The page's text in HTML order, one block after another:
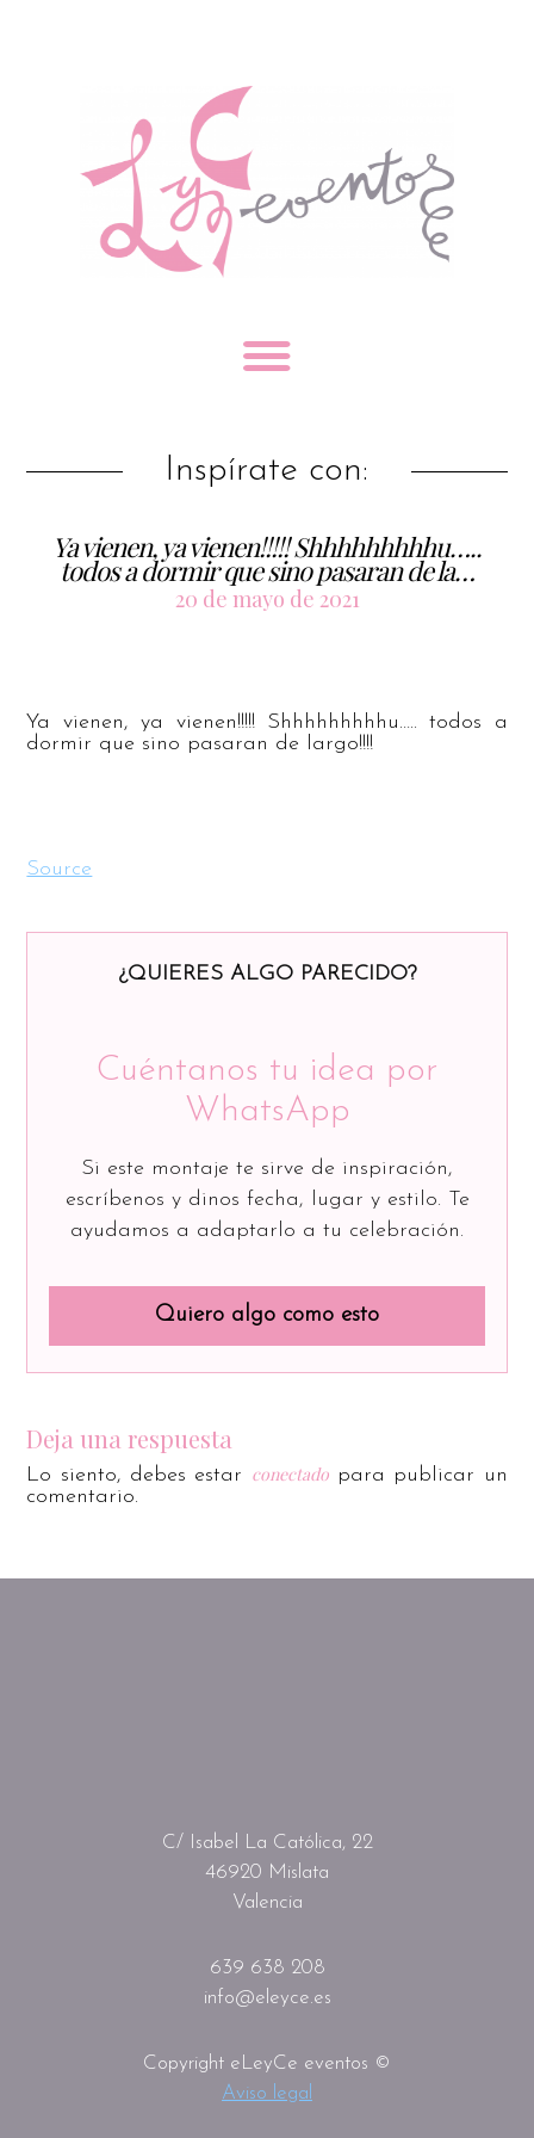
Inspírate con:
Ya vienen, ya vienen!!!!! Shhhhhhhhhu…..
todos a dormir que sino pasaran de la…
20 de mayo de 2021
Ya vienen, ya vienen!!!!! Shhhhhhhhhu….. todos a
dormir que sino pasaran de largo!!!!
Source
¿QUIERES ALGO PARECIDO?
Cuéntanos tu idea por
WhatsApp
Si este montaje te sirve de inspiración,
escríbenos y dinos fecha, lugar y estilo. Te
ayudamos a adaptarlo a tu celebración.
Quiero algo como esto
Deja una respuesta
Lo siento, debes estar conectadopara publicar un
comentario.
C/ Isabel La Católica, 22
46920 Mislata
Valencia
639 638 208
info@eleyce.es
Copyright eLeyCe eventos ©
Aviso legal